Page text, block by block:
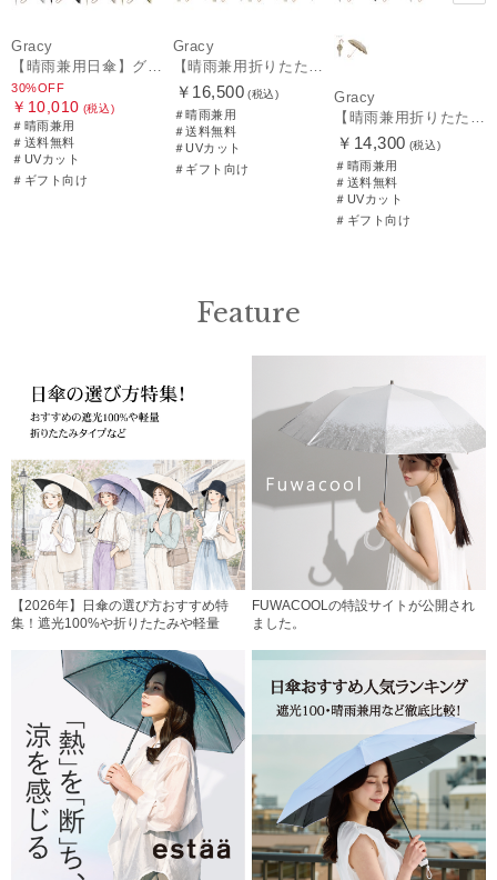
Gracy
30%OFF
￥10,010 (税込)
＃晴雨兼用
＃送料無料
＃UVカット
＃ギフト向け
Gracy
￥16,500 (税込)
＃晴雨兼用
＃送料無料
＃UVカット
＃ギフト向け
Gracy
￥14,300 (税込)
＃晴雨兼用
＃送料無料
＃UVカット
＃ギフト向け
Feature
【2026年】日傘の選び方おすすめ特
集！遮光100%や折りたたみや軽量
FUWACOOLの特設サイトが公開され
ました。